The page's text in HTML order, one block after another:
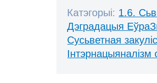
Катэгорыі: 1.6.
Дэградацыя
Сусьветная
Інтэрнацыяналізм